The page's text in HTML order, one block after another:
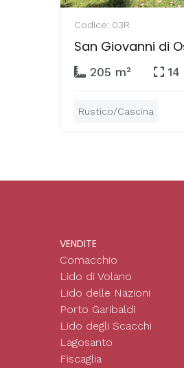
Codice: 03R
San Giovanni di
205 m² 14
Rustico/Cascina
VENDITE
Comacchio
Lido di Volano
Lido delle Nazioni
Porto Garibaldi
Lido degli Scacchi
Lagosanto
Fiscaglia